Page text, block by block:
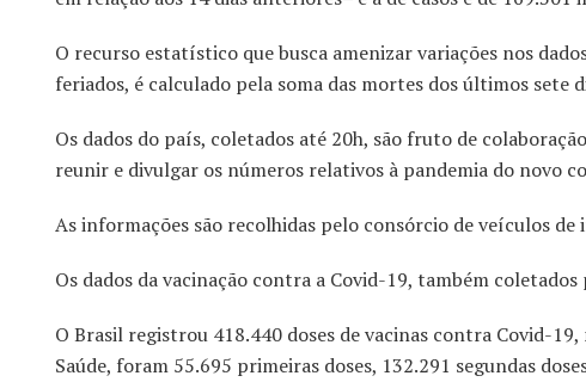
O recurso estatístico que busca amenizar variações nos
feriados, é calculado pela soma das mortes dos últimos sete
Os dados do país, coletados até 20h, são fruto de
reunir e divulgar os números relativos à pandemia do novo
As informações são recolhidas pelo consórcio de veículos
Os dados da vacinação contra a Covid-19, também
O Brasil registrou 418.440 doses de vacinas contra Covid-
Saúde, foram 55.695 primeiras doses, 132.291 segundas